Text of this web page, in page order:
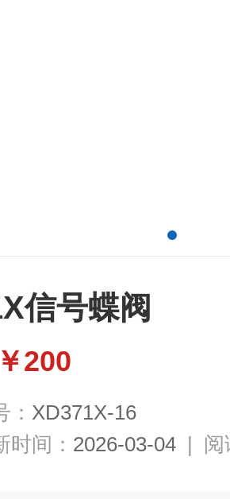
信号蝶阀
￥200
： XD371X-16
时间： 2026-03-04 | 阅